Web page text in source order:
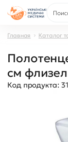
Главная Каталог
см
Код продукта: